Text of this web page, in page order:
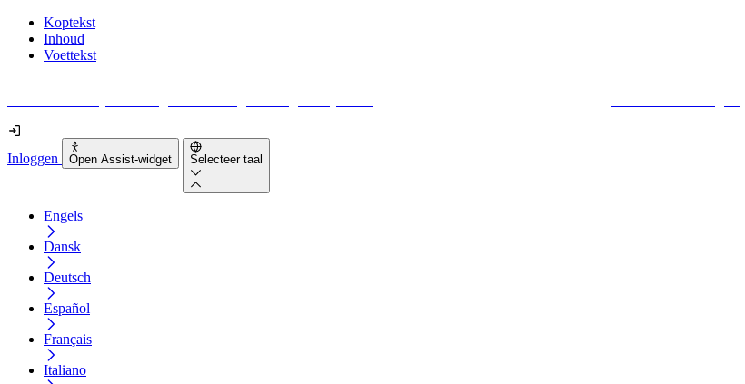
Koptekst
Inhoud
Voettekst
Inloggen Open Assist-widget Selecteer taal
Engels
Dansk
Deutsch
Español
Français
Italiano